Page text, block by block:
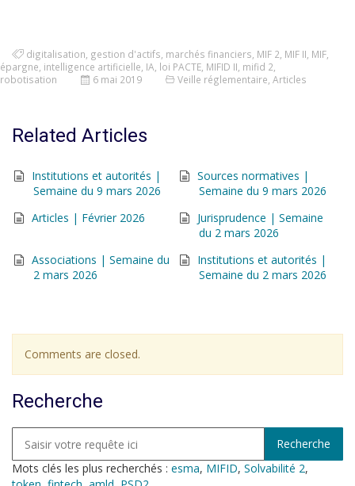
digitalisation gestion d'actifs marchés financiers MIF 2 MIF II MIF
épargne intelligence artificielle IA loi PACTE MIFID II mifid 2
robotisation
6 mai 2019 Veille réglementaire Articles
Related Articles
Institutions et autorités |
Semaine du 9 mars 2026
Sources normatives |
Semaine du 9 mars 2026
Articles | Février 2026
Jurisprudence | Semaine
du 2 mars 2026
Associations | Semaine du
2 mars 2026
Institutions et autorités |
Semaine du 2 mars 2026
Comments are closed.
Recherche
Mots clés les plus recherchés : esma, MIFID, Solvabilité 2,